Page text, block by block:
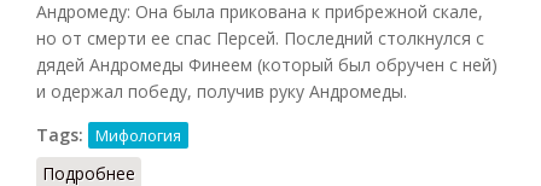
Андромеду: Она была прикована к прибрежной скале,
но от смерти ее спас Персей. Последний столкнулся с
дядей Андромеды Финеем (который был обручен с ней)
и одержал победу, получив руку Андромеды.
Tags:
Мифология
Подробнее